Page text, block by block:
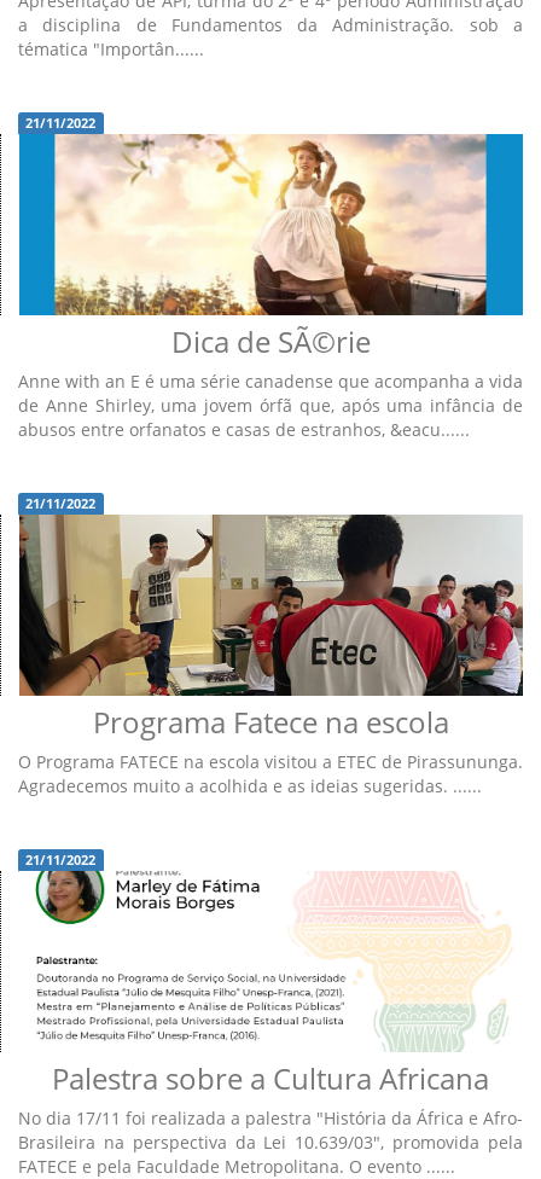
a disciplina de Fundamentos da Administração. sob a
tématica "Importân......
21/11/2022
Dica de SÃ©rie
Anne with an E é uma série canadense que acompanha a vida
de Anne Shirley, uma jovem órfã que, após uma infância de
abusos entre orfanatos e casas de estranhos, &eacu......
21/11/2022
Programa Fatece na escola
O Programa FATECE na escola visitou a ETEC de Pirassununga.
Agradecemos muito a acolhida e as ideias sugeridas. ......
21/11/2022
Palestra sobre a Cultura Africana
No dia 17/11 foi realizada a palestra "História da África e Afro-
Brasileira na perspectiva da Lei 10.639/03", promovida pela
FATECE e pela Faculdade Metropolitana. O evento ......